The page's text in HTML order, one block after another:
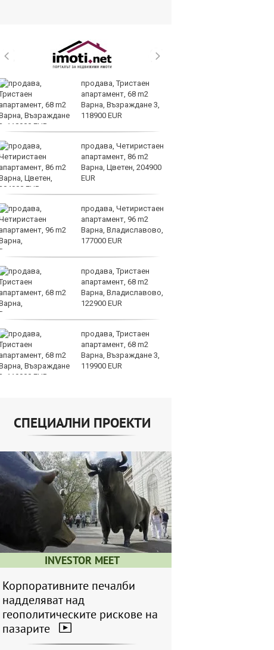
продава, Тристаен
апартамент, 68 m2
Варна, Възраждане 3,
118900 EUR
продава, Четиристаен
апартамент, 86 m2
Варна, Цветен, 204900
EUR
продава, Четиристаен
апартамент, 96 m2
Варна, Владиславово,
177000 EUR
продава, Тристаен
апартамент, 68 m2
Варна, Владиславово,
122900 EUR
продава, Тристаен
апартамент, 68 m2
Варна, Възраждане 3,
119900 EUR
СПЕЦИАЛНИ ПРОЕКТИ
INVESTOR MEET
Корпоративните печалби
надделяват над
геополитическите рискове на
пазарите